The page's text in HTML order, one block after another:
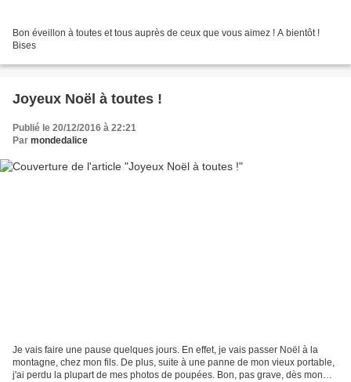
Bon éveillon à toutes et tous auprès de ceux que vous aimez ! A bientôt !
Bises
Joyeux Noël à toutes !
Publié le 20/12/2016 à 22:21
Par mondedalice
Je vais faire une pause quelques jours. En effet, je vais passer Noël à la
montagne, chez mon fils. De plus, suite à une panne de mon vieux portable,
j'ai perdu la plupart de mes photos de poupées. Bon, pas grave, dès mon